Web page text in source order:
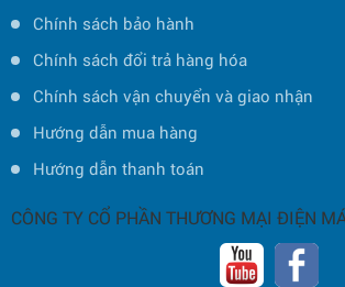
Chính sách bảo hành
Chính sách đổi trả hàng hóa
Chính sách vận chuyển và giao nhận
Hướng dẫn mua hàng
Hướng dẫn thanh toán
CÔNG TY CỔ PHẦN THƯƠNG MẠI ĐIỆN